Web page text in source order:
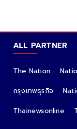
ALL PARTNER
The Nation
กรุงเทพธุรกิจ
Thainewsonline